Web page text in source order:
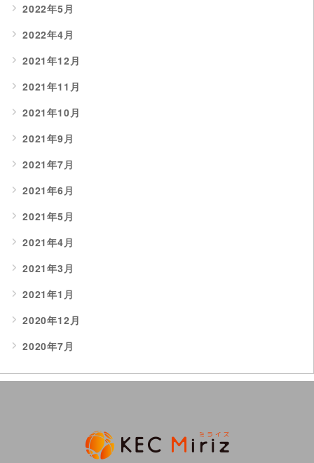
2022年5月
2022年4月
2021年12月
2021年11月
2021年10月
2021年9月
2021年7月
2021年6月
2021年5月
2021年4月
2021年3月
2021年1月
2020年12月
2020年7月